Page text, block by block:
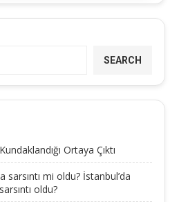
SEARCH
Ortaya Çıktı
sarsıntı mi oldu? İstanbul’da
oldu?